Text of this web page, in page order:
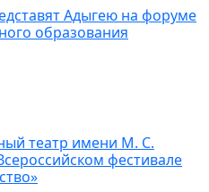
Адыгею на форуме
образования
театр имени М. С.
фестивале